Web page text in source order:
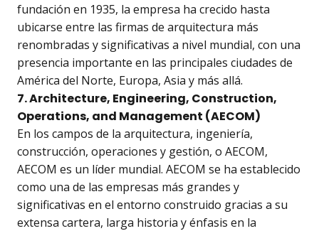
fundación en 1935, la empresa ha crecido hasta
ubicarse entre las firmas de arquitectura más
renombradas y significativas a nivel mundial, con una
presencia importante en las principales ciudades de
América del Norte, Europa, Asia y más allá.
7. Architecture, Engineering, Construction,
Operations, and Management (AECOM)
En los campos de la arquitectura, ingeniería,
construcción, operaciones y gestión, o AECOM,
AECOM es un líder mundial. AECOM se ha establecido
como una de las empresas más grandes y
significativas en el entorno construido gracias a su
extensa cartera, larga historia y énfasis en la